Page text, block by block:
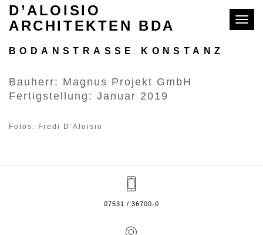
D’ALOISIO
ARCHITEKTEN BDA
WOHN- UND GESCHÄFTSHAUS
BODANSTRASSE KONSTANZ
Bauherr: Magnus Projekt GmbH
Fertigstellung: Januar 2019
Fotos: Fredi D’Aloisio
07531 / 36700-0